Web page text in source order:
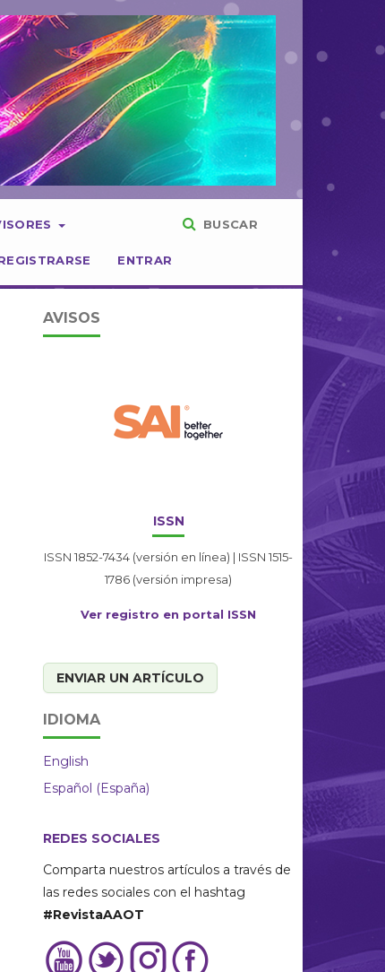
ENTRAR
BUSCAR
AVISOS
ISSN
ISSN 1852-7434 (versión en línea) | ISSN 1515-
1786 (versión impresa)
Ver registro en portal ISSN
ENVIAR UN ARTÍCULO
IDIOMA
English
Español (España)
REDES SOCIALES
Comparta nuestros artículos a través de
las redes sociales con el hashtag
#RevistaAAOT